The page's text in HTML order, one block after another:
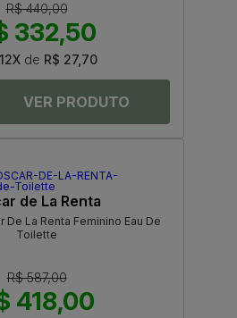
R$ 440,00
332,50
12X de R$ 27,70
de La Renta
De La Renta Feminino Eau De
Toilette
R$ 587,00
418,00